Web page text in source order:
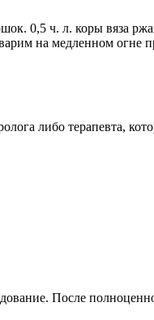
0,5 ч. л. коры вяза
на медленном
либо терапевта,
После